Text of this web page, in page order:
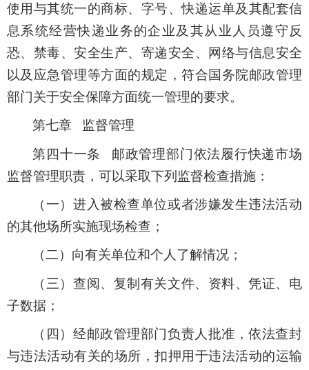
使用与其统一的商标、字号、快递运单及其配套信
息系统经营快递业务的企业及其从业人员遵守反
恐、禁毒、安全生产、寄递安全、网络与信息安全
以及应急管理等方面的规定，符合国务院邮政管理
部门关于安全保障方面统一管理的要求。
第七章 监督管理
第四十一条 邮政管理部门依法履行快递市场
监督管理职责，可以采取下列监督检查措施：
（一）进入被检查单位或者涉嫌发生违法活动
的其他场所实施现场检查；
（二）向有关单位和个人了解情况；
（三）查阅、复制有关文件、资料、凭证、电
子数据；
（四）经邮政管理部门负责人批准，依法查封
与违法活动有关的场所，扣押用于违法活动的运输